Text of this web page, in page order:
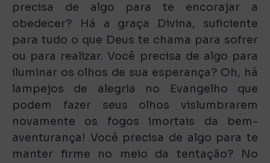
precisa de algo para te encorajar a
obedecer? Há a graça Divina, suficiente
para tudo o que Deus te chama para sofrer
ou para realizar. Você precisa de algo para
iluminar os olhos de sua esperança? Oh, há
lampejos de alegria no Evangelho que
podem fazer seus olhos vislumbrarem
novamente os fogos imortais da bem-
aventurança! Você precisa de algo para te
manter firme no meio da tentação? No